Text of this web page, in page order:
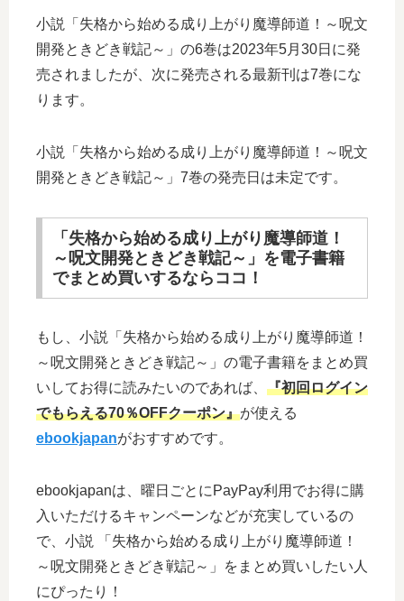
小説「失格から始める成り上がり魔導師道！～呪文
開発ときどき戦記～」の6巻は2023年5月30日に発
売されましたが、次に発売される最新刊は7巻にな
ります。
小説「失格から始める成り上がり魔導師道！～呪文
開発ときどき戦記～」7巻の発売日は未定です。
「失格から始める成り上がり魔導師道！
～呪文開発ときどき戦記～」を電子書籍
でまとめ買いするならココ！
もし、小説「失格から始める成り上がり魔導師道！
～呪文開発ときどき戦記～」の電子書籍をまとめ買
いしてお得に読みたいのであれば、 『初回ログイン
でもらえる70％OFFクーポン』が使える
ebookjapanがおすすめです。
ebookjapanは、曜日ごとにPayPay利用でお得に購
入いただけるキャンペーンなどが充実しているの
で、小説 「失格から始める成り上がり魔導師道！
～呪文開発ときどき戦記～」をまとめ買いしたい人
にぴったり！